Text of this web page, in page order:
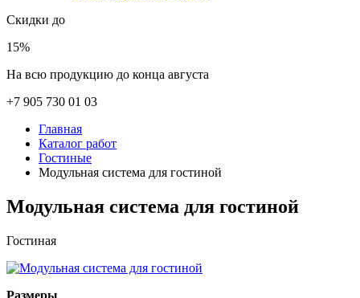
Скидки до
15%
На всю продукцию до конца августа
+7 905 730 01 03
Главная
Каталог работ
Гостиные
Модульная система для гостиной
Модульная система для гостиной
Гостиная
Размеры